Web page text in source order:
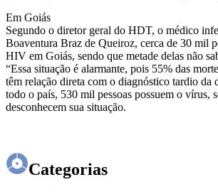
Em Goiás
Segundo o diretor geral do HDT, o médico
Boaventura Braz de Queiroz, cerca de 30 mil
HIV em Goiás, sendo que metade delas não
“Essa situação é alarmante, pois 55% das
têm relação direta com o diagnóstico tardio da
todo o país, 530 mil pessoas possuem o vírus,
desconhecem sua situação.
Categorias